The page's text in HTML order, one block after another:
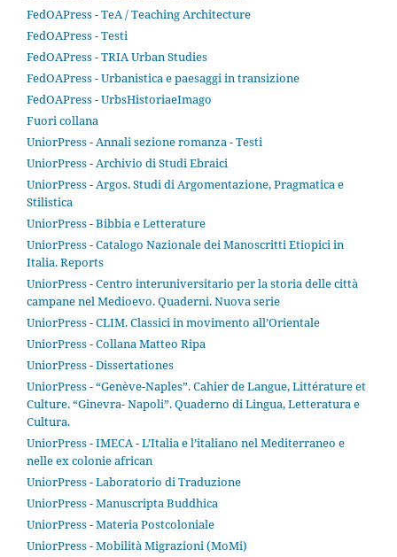
FedOAPress - TeA / Teaching Architecture
FedOAPress - Testi
FedOAPress - TRIA Urban Studies
FedOAPress - Urbanistica e paesaggi in transizione
FedOAPress - UrbsHistoriaeImago
Fuori collana
UniorPress - Annali sezione romanza - Testi
UniorPress - Archivio di Studi Ebraici
UniorPress - Argos. Studi di Argomentazione, Pragmatica e
Stilistica
UniorPress - Bibbia e Letterature
UniorPress - Catalogo Nazionale dei Manoscritti Etiopici in
Italia. Reports
UniorPress - Centro interuniversitario per la storia delle città
campane nel Medioevo. Quaderni. Nuova serie
UniorPress - CLIM. Classici in movimento all’Orientale
UniorPress - Collana Matteo Ripa
UniorPress - Dissertationes
UniorPress - “Genève-Naples”. Cahier de Langue, Littérature et
Culture. “Ginevra- Napoli”. Quaderno di Lingua, Letteratura e
Cultura.
UniorPress - IMECA - L’Italia e l’italiano nel Mediterraneo e
nelle ex colonie african
UniorPress - Laboratorio di Traduzione
UniorPress - Manuscripta Buddhica
UniorPress - Materia Postcoloniale
UniorPress - Mobilità Migrazioni (MoMi)